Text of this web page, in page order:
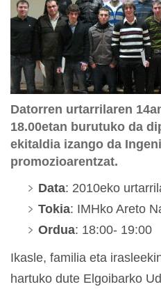
Datorren urtarrilaren
18.00etan burutuko da
ekitaldia izango da
promozioarentzat.
Data: 2010eko
Tokia: IMHko Areto
Ordua: 18:00- 19:00
Ikasle, familia eta
hartuko dute Elgoibarko